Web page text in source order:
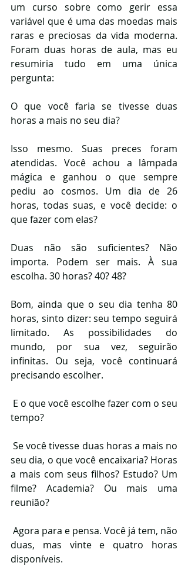
um curso sobre como gerir essa
variável que é uma das moedas mais
raras e preciosas da vida moderna.
Foram duas horas de aula, mas eu
resumiria tudo em uma única
pergunta:
O que você faria se tivesse duas
horas a mais no seu dia?
Isso mesmo. Suas preces foram
atendidas. Você achou a lâmpada
mágica e ganhou o que sempre
pediu ao cosmos. Um dia de 26
horas, todas suas, e você decide: o
que fazer com elas?
Duas não são suficientes? Não
importa. Podem ser mais. À sua
escolha. 30 horas? 40? 48?
Bom, ainda que o seu dia tenha 80
horas, sinto dizer: seu tempo seguirá
limitado. As possibilidades do
mundo, por sua vez, seguirão
infinitas. Ou seja, você continuará
precisando escolher.
tempo?
Se você tivesse duas horas a mais no
seu dia, o que você encaixaria? Horas
a mais com seus filhos? Estudo? Um
filme? Academia? Ou mais uma
reunião?
duas, mas vinte e quatro horas
disponíveis.